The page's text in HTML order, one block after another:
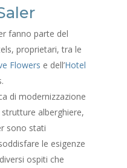
fanno parte del
proprietari, tra le
Flowers e dell’Hotel
di modernizzazione
alberghiere,
sono stati
le esigenze
ospiti che